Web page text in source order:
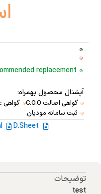
replacement
آپشنال محصول بهمراه:
گواهی اصالت C.O.O گواهی
ثبت سامانه مودیان
D.Sheet
توضیحات
test